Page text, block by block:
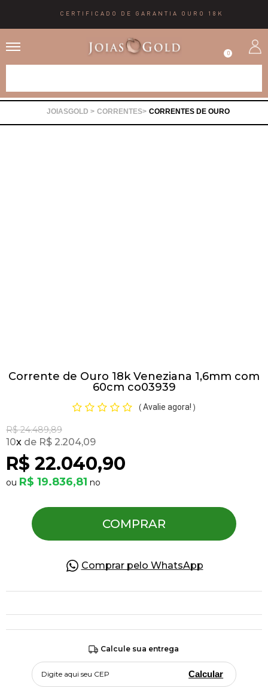
CERTIFICADO DE GARANTIA OURO 18K
0
CORRENTES CORRENTES DE OURO
Corrente de Ouro 18k Veneziana 1,6mm com
60cm co03939
( Avalie agora! )
R$ 24.489,89
R$ 22.040,90
10x R$ 2.204,09
R$ 19.836,81
COMPRAR
Comprar pelo WhatsApp
Calcule sua entrega
Calcular
Pedras Preciosas
OFERTAS